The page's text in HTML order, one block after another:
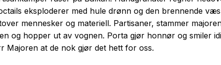
eksploderer med hule drønn og den brennende
mennesker og materiell. Partisaner, stammer
og hopper ut av vognen. Porta gjør honnør og smiler
Majoren at de nok gjør det hett for oss.